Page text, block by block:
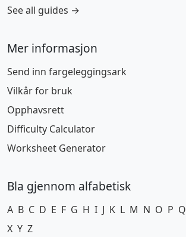
See all guides →
Mer informasjon
Send inn fargeleggingsark
Vilkår for bruk
Opphavsrett
Difficulty Calculator
Worksheet Generator
Bla gjennom alfabetisk
A B C D E F G H I J K L M N O P Q
X Y Z